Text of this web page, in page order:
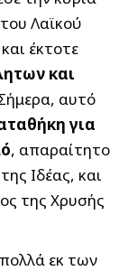
Λαϊκού
έκτοτε
και
αυτό
για
, απαραίτητο
Ιδέας, και
της Χρυσής
εκ των